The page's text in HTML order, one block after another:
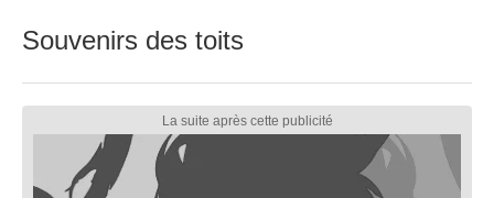
Souvenirs des toits